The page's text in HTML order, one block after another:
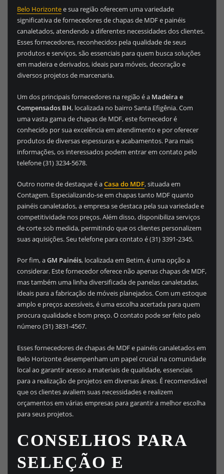
Belo Horizontee sua região oferecem uma variedade
significativa de fornecedores de chapas de MDF e painéis
canaletados, atendendo a diferentes necessidades dos clientes.
Esses fornecedores, reconhecidos pela qualidade de seus
produtos e serviços, são essenciais para quem busca soluções
em madeira e derivados, ideais para móveis, decoração e
diversos projetos de marcenaria.
Um dos principais fornecedores na região é a Madeira e
Compensados BH, localizada no bairro Santa Efigênia. Com
uma vasta gama de chapas de MDF, este fornecedor é
conhecido por sua excelência em atendimento e por oferecer
produtos de diversas espessuras e acabamentos. Para mais
informações, os interessados podem entrar em contato pelo
telefone (31) 3234-5678.
Outro nome de destaque é aCasa do MDF, situada em
Contagem. Especializando-se em chapas tanto MDF quanto
painéis canaletados, a empresa se destaca pela sua variedade e
competitividade nos preços. Além disso, disponibiliza serviços
de corte sob medida, permitindo que os clientes personalizem
suas aquisições. Seu telefone para contato é (31) 3391-2345.
Por fim, aGM Painéis, localizada em Betim, é uma opção a
considerar. Este fornecedor oferece não apenas chapas de MDF,
mas também uma linha diversificada de panelas canaletadas,
ideais para a fabricação de móveis planejados. Com um estoque
amplo e preços acessíveis, é uma escolha acertada para quem
procura qualidade e bom preço. O contato pode ser feito pelo
número (31) 3831-4567.
Esses fornecedores de chapas de MDF e painéis canaletados em
Belo Horizonte desempenham um papel crucial na comunidade
local ao garantir acesso a materiais de qualidade, essenciais
para a realização de projetos em diversas áreas. É recomendável
que os clientes avaliem suas necessidades e realizem
orçamentos em várias empresas para garantir a melhor escolha
para seus projetos.
CONSELHOS PARA
SELEÇÃO E